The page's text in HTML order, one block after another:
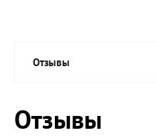
Отзывы
Отзывы